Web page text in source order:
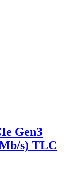
Gen3
s) TLC